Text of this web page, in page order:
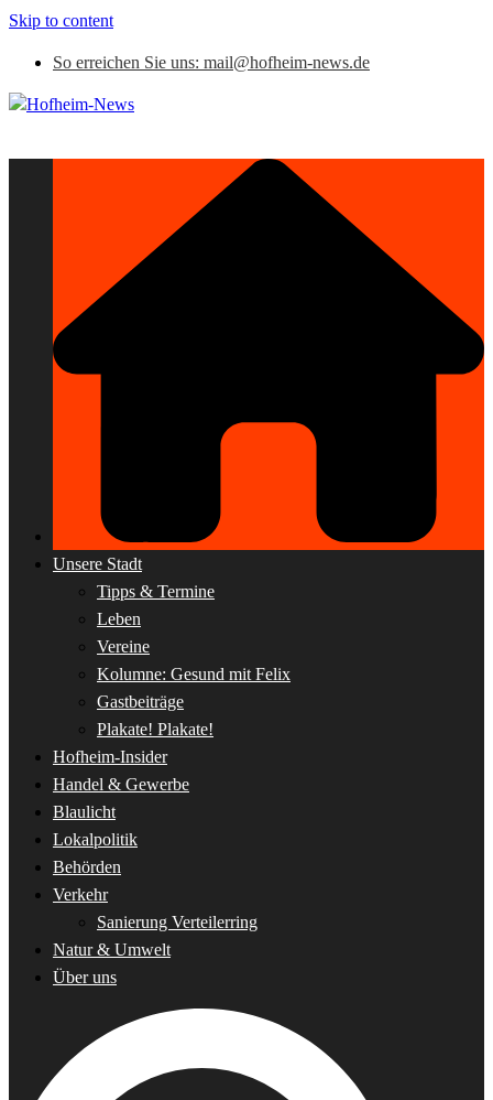
Skip to content
So erreichen Sie uns: mail@hofheim-news.de
Unsere Stadt
Tipps & Termine
Leben
Vereine
Kolumne: Gesund mit Felix
Gastbeiträge
Plakate! Plakate!
Hofheim-Insider
Handel & Gewerbe
Blaulicht
Lokalpolitik
Behörden
Verkehr
Sanierung Verteilerring
Natur & Umwelt
Über uns